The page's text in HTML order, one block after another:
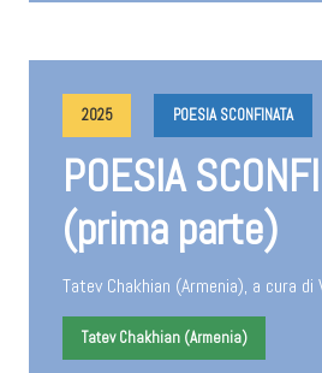
2025 POESIA SCONFINATA
POESIA
(prima parte)
Tatev Chakhian (Armenia), a cura di
Tatev Chakhian (Armenia)